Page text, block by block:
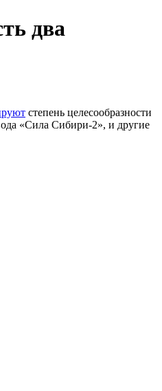
два
степень целесообразности
«Сила Сибири-2», и другие